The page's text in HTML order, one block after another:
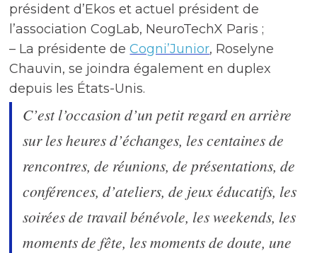
président d’Ekos et actuel président de
l’association CogLab, NeuroTechX Paris ;
– La présidente deCogni’Junior, Roselyne
Chauvin, se joindra également en duplex
depuis les États-Unis.
C’est l’occasion d’un petit regard en arrière
sur les heures d’échanges, les centaines de
rencontres, de réunions, de présentations, de
conférences, d’ateliers, de jeux éducatifs, les
soirées de travail bénévole, les weekends, les
moments de fête, les moments de doute, une